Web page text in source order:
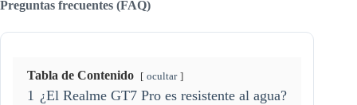
Preguntas frecuentes (FAQ)
Tabla de Contenido ocultar
1 ¿El Realme GT7 Pro es resistente al agua?